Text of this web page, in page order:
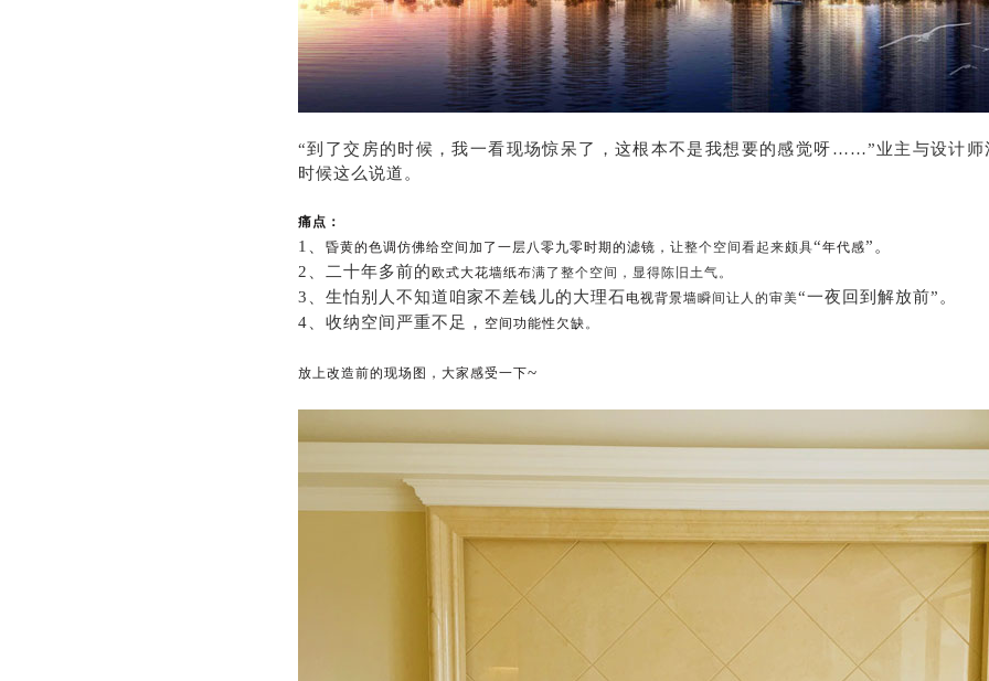
“到了交房的时候，我一看现场惊呆了，这根本不是我想要的感觉呀……”业主与设计师
时候这么说道。
痛点：
1、 昏黄的色调仿佛给空间加了一层八零九零时期的滤镜， 让整个空间看起来颇具“年代感”。
2、二十年多前的 欧式大花墙纸布满了整个空间，显得陈旧土气。
3、生怕别人不知道咱家不差钱儿的大理石电视背景墙瞬间让人的审美“一夜回到解放前”。
4、收纳空间严重不足， 空间功能性欠缺。
放上改造前的现场图，大家感受一下~